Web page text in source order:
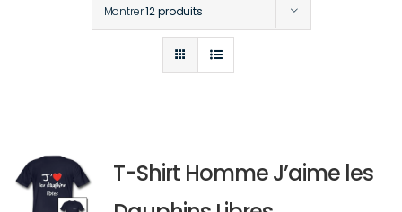
Montrer12 produits
T-Shirt Homme J’aime les